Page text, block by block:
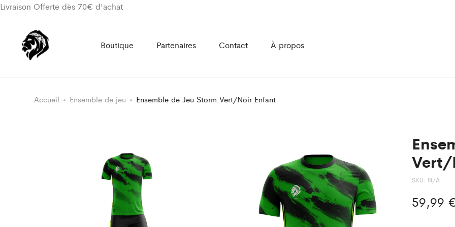
Livraison Offerte dès 70€ d'achat
Boutique Partenaires Contact À propos
Accueil Ensemble de jeu Ensemble de Jeu Storm Vert/Noir Enfant
Vert/
SKU: N/A
59,99